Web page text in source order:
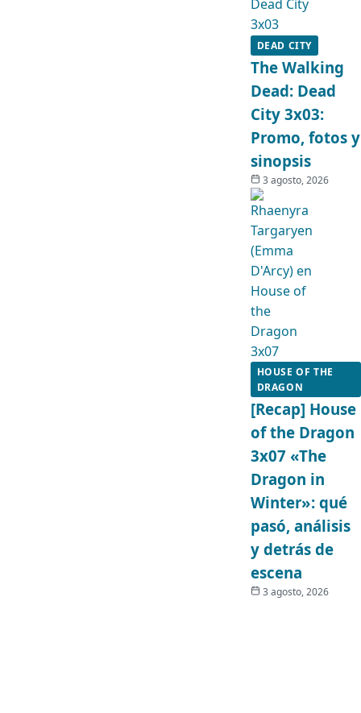
DEAD CITY
The Walking
Dead: Dead
City 3x03:
Promo, fotos y
sinopsis
3 agosto, 2026
HOUSE OF THE
DRAGON
[Recap] House
of the Dragon
3x07 «The
Dragon in
Winter»: qué
pasó, análisis
y detrás de
escena
3 agosto, 2026